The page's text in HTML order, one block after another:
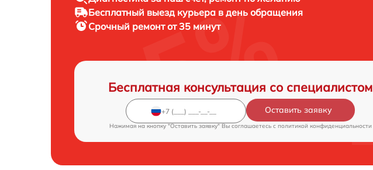
Бесплатный выезд курьера в день обращения
Срочный ремонтот 35 минут
Бесплатная консультация со специалистом
Оставить заявку
Нажимая на кнопку "Оставить заявку" Вы соглашаетесь c политикой конфиденциальности